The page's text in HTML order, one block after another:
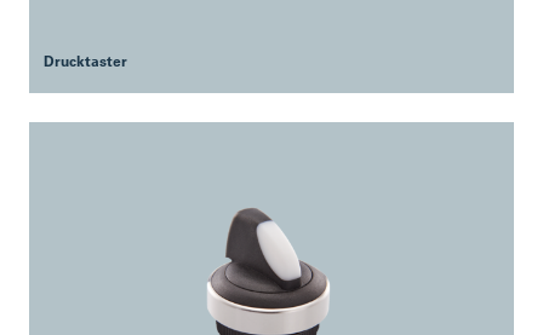
Drucktaster